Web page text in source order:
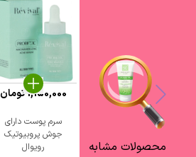
محصولات مشابه
سرم پوست دارای
جوش پروبیوتیک
رویوال
1,150,000تومان